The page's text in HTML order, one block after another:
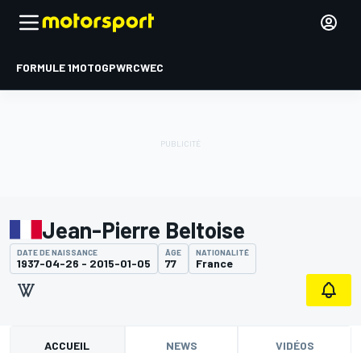
FORMULE 1MOTOGPWRCWEC
Jean-Pierre Beltoise
DATE DE NAISSANCE
1937-04-26 - 2015-01-05
ÂGE
77
NATIONALITÉ
France
ACCUEIL NEWS VIDÉOS